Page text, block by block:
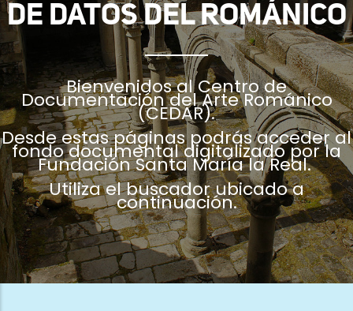
DE DATOS DEL ROMÁNICO
Bienvenidos al Centro de
Documentación del Arte Románico
(CEDAR).
Desde estas páginas podrás acceder al
fondo documental digitalizado por la
Fundación Santa María la Real.
Utiliza el buscador ubicado a
continuación.